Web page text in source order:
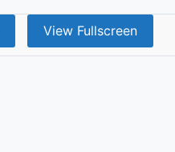
View Fullscreen